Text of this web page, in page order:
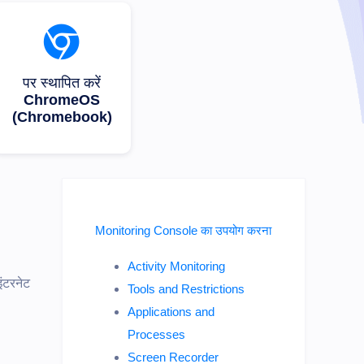
पर स्थापित करें
ChromeOS
(Chromebook)
Monitoring Console का उपयोग करना
Activity Monitoring
Tools and Restrictions
Applications and
Processes
Screen Recorder